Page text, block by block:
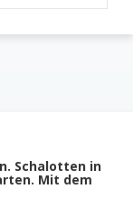
Schalotten in
Mit dem